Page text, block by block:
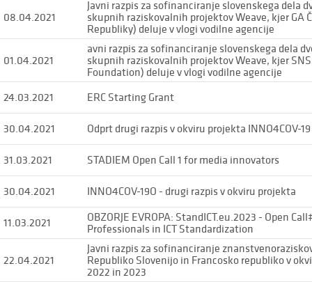
08.04.2021
Javni razpis za sofinanciranje slovenskega dela
skupnih raziskovalnih projektov Weave, kjer GA
Republiky) deluje v vlogi vodilne agencije
01.04.2021
avni razpis za sofinanciranje slovenskega dela
skupnih raziskovalnih projektov Weave, kjer
Foundation) deluje v vlogi vodilne agencije
24.03.2021
ERC Starting Grant
30.04.2021 Odprt drugi razpis v okviru projekta INNO4COV-19
31.03.2021 STADIEM Open Call 1 for media innovators
30.04.2021 INNO4COV-19O - drugi razpis v okviru projekta
11.03.2021
OBZORJE EVROPA: StandICT.eu.2023 - Open
Professionals in ICT Standardization
22.04.2021
Javni razpis za sofinanciranje
Republiko Slovenijo in Francosko republiko v
2022 in 2023